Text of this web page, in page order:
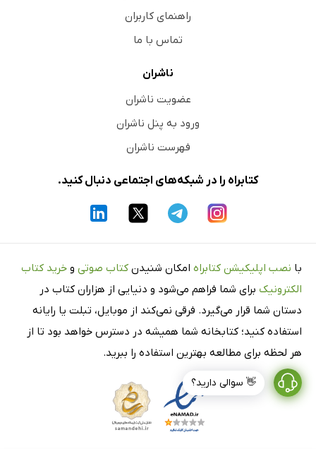
👋 سوالی دارید؟
راهنمای کاربران
تماس با ما
ناشران
عضویت ناشران
ورود به پنل ناشران
فهرست ناشران
کتابراه را در شبکه‌های اجتماعی دنبال کنید.
با نصب اپلیکیشن کتابراه امکان شنیدن کتاب صوتی و خرید کتاب
الکترونیک برای شما فراهم می‌شود و دنیایی از هزاران کتاب در
دستان شما قرار می‌گیرد. فرقی نمی‌کند از موبایل، تبلت یا رایانه
استفاده کنید؛ کتابخانه شما همیشه در دسترس خواهد بود تا از
هر لحظه برای مطالعه بهترین استفاده را ببرید.